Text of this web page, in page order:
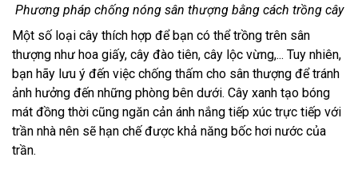
Phương pháp chống nóng sân thượng bằng cách trồng cây
Một số loại cây thích hợp để bạn có thể trồng trên sân
thượng như hoa giấy, cây đào tiên, cây lộc vừng,... Tuy nhiên,
bạn hãy lưu ý đến việc chống thấm cho sân thượng để tránh
ảnh hưởng đến những phòng bên dưới. Cây xanh tạo bóng
mát đồng thời cũng ngăn cản ánh nắng tiếp xúc trực tiếp với
trần nhà nên sẽ hạn chế được khả năng bốc hơi nước của
trần.